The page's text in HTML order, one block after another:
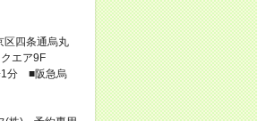
四条通烏丸
エア9F
1分 ■阪急烏